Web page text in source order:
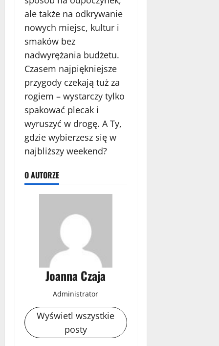
ale także na odkrywanie
nowych miejsc, kultur i
smaków bez
nadwyrężania budżetu.
Czasem najpiękniejsze
przygody czekają tuż za
rogiem – wystarczy tylko
spakować plecak i
wyruszyć w drogę. A Ty,
gdzie wybierzesz się w
najbliższy weekend?
O AUTORZE
Joanna Czaja
Administrator
Wyświetl wszystkie
posty